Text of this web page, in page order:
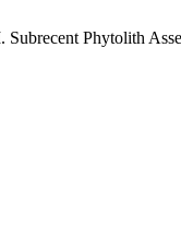
Phytolith